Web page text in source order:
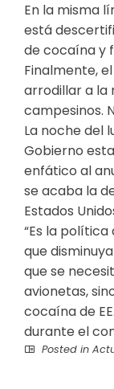
En la misma
está
de cocaína y
Finalmente,
arrodillar a la
campesinos.
La noche del
Gobierno
enfático al
se acaba la
Estados
“Es la política
que
que se
avionetas,
cocaína de
durante el
Posted in